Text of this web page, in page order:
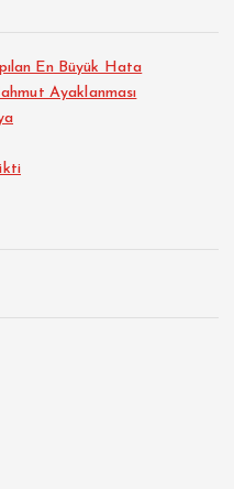
En Büyük Hata
Ayaklanması